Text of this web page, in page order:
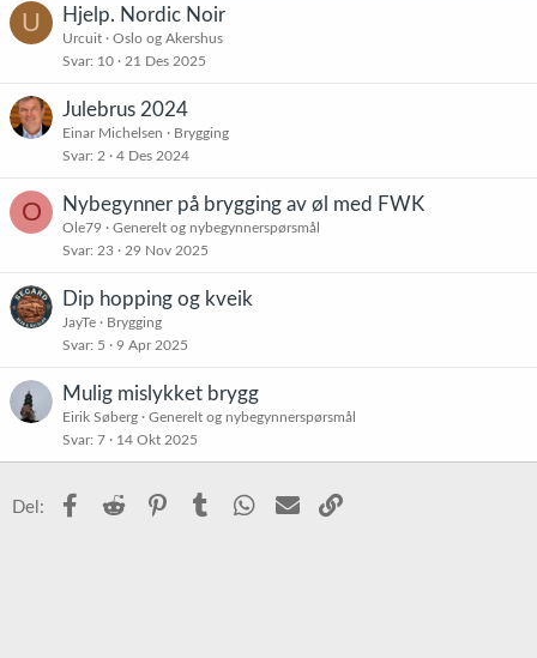
r
U Hjelp. Nordic Noir
Urcuit
Oslo og Akershus
Svar 10 21 Des 2025
Julebrus 2024
Einar Michelsen
Brygging
Svar 2 4 Des 2024
O Nybegynner på brygging av øl med FWK
Ole79
Generelt og nybegynnerspørsmål
Svar 23 29 Nov 2025
Dip hopping og kveik
JayTe
Brygging
Svar 5 9 Apr 2025
Mulig mislykket brygg
Eirik Søberg
Generelt og nybegynnerspørsmål
Svar 7 14 Okt 2025
Del: Facebook
Reddit PinterestTumblr WhatsApp
E-post